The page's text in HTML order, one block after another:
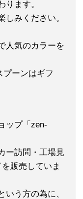
ります。
みください。
人気のカラーを
プーンはギフ
ップ「zen-
ー訪問・工場見
販売していま
いう方の為に、